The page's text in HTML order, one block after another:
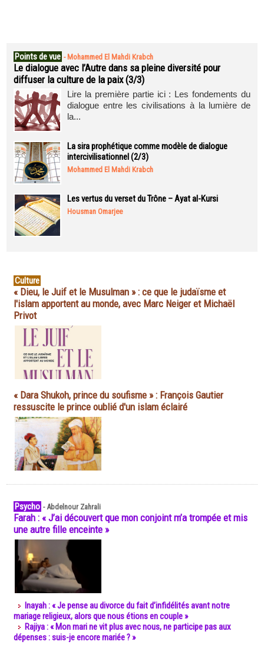
Points de vue - Mohammed El Mahdi Krabch
Le dialogue avec l’Autre dans sa pleine diversité pour
diffuser la culture de la paix (3/3)
Lire la première partie ici : Les fondements du
dialogue entre les civilisations à la lumière de
la...
La sira prophétique comme modèle de dialogue
intercivilisationnel (2/3)
Mohammed El Mahdi Krabch
Les vertus du verset du Trône – Ayat al-Kursi
Housman Omarjee
Culture
« Dieu, le Juif et le Musulman » : ce que le judaïsme et
l'islam apportent au monde, avec Marc Neiger et Michaël
Privot
« Dara Shukoh, prince du soufisme » : François Gautier
ressuscite le prince oublié d'un islam éclairé
Psycho -Abdelnour Zahrali
Farah : « J’ai découvert que mon conjoint m’a trompée et mis
une autre fille enceinte »
Inayah : « Je pense au divorce du fait d’infidélités avant notre
mariage religieux, alors que nous étions en couple »
Rajiya : « Mon mari ne vit plus avec nous, ne participe pas aux
dépenses : suis-je encore mariée ? »